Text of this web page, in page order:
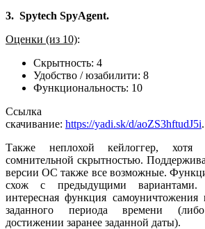
3. Spytech SpyAgent.
Оценки (из 10):
Скрытность: 4
Удобство / юзабилити: 8
Функциональность: 10
Ссылка
скачивание: https://yadi.sk/d/aoZS3hftudJ5i.
Также неплохой кейлоггер,
сомнительной скрытностью.
версии ОС также все возможные.
схож с предыдущими вариантами.
интересная функция самоуничтожения
заданного периода времени
достижении заранее заданной даты).